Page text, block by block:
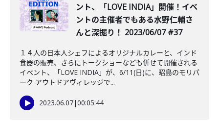
ント、「LOVE INDIA」開催！イベ
ントの主催者でもある水野仁輔さ
んと深掘り！ 2023/06/07 #37
１４人の日本人シェフによるオリジナルカレーと、インド
食器の販売、さらにトークショーなども併せて開催される
イベント、「LOVE INDIA」が、6/11(日)に、昭島のモリパ
ーク アウトドアヴィレッジで...
2023.06.07|00:05:44